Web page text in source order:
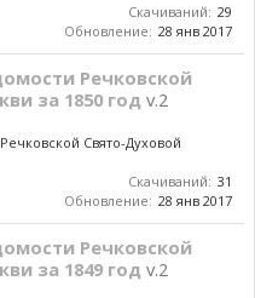
Скачиваний: 29
Обновление: 28 янв 2017
Речковской
за 1850 год v.2
Свято-Духовой
Скачиваний: 31
Обновление: 28 янв 2017
Речковской
за 1849 год v.2